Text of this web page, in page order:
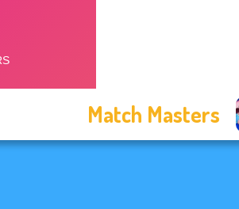
Match Masters